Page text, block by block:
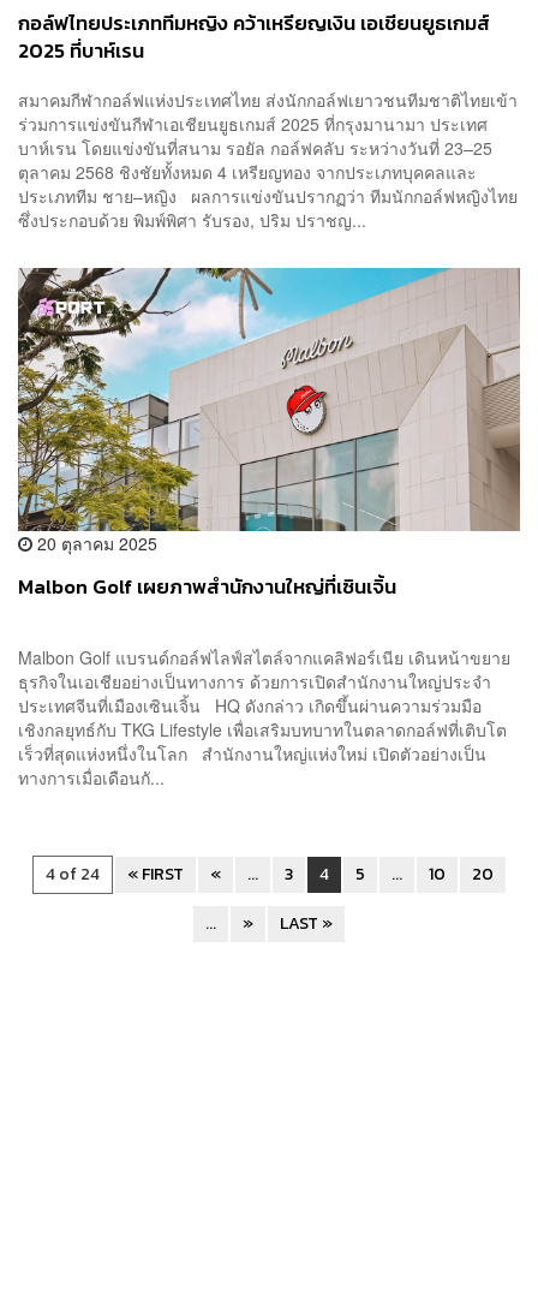
กอล์ฟไทยประเภททีมหญิง คว้าเหรียญเงิน เอเชียนยูธเกมส์
2025 ที่บาห์เรน
สมาคมกีฬากอล์ฟแห่งประเทศไทย ส่งนักกอล์ฟเยาวชนทีมชาติไทยเข้า
ร่วมการแข่งขันกีฬาเอเชียนยูธเกมส์ 2025 ที่กรุงมานามา ประเทศ
บาห์เรน โดยแข่งขันที่สนาม รอยัล กอล์ฟคลับ ระหว่างวันที่ 23–25
ตุลาคม 2568 ชิงชัยทั้งหมด 4 เหรียญทอง จากประเภทบุคคลและ
ประเภททีม ชาย–หญิง ผลการแข่งขันปรากฏว่า ทีมนักกอล์ฟหญิงไทย
ซึ่งประกอบด้วย พิมพ์พิศา รับรอง, ปริม ปราชญ...
20 ตุลาคม 2025
Malbon Golf เผยภาพสำนักงานใหญ่ที่เซินเจิ้น
Malbon Golf แบรนด์กอล์ฟไลฟ์สไตล์จากแคลิฟอร์เนีย เดินหน้าขยาย
ธุรกิจในเอเชียอย่างเป็นทางการ ด้วยการเปิดสำนักงานใหญ่ประจำ
ประเทศจีนที่เมืองเซินเจิ้น HQ ดังกล่าว เกิดขึ้นผ่านความร่วมมือ
เชิงกลยุทธ์กับ TKG Lifestyle เพื่อเสริมบทบาทในตลาดกอล์ฟที่เติบโต
เร็วที่สุดแห่งหนึ่งในโลก สำนักงานใหญ่แห่งใหม่ เปิดตัวอย่างเป็น
ทางการเมื่อเดือนกั...
4 of 24 « FIRST « ... 3 4 5 ... 10
20
...
» LAST »